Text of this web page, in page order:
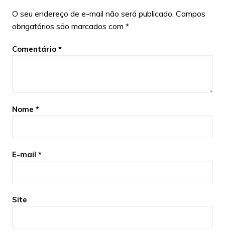
O seu endereço de e-mail não será publicado. Campos
obrigatórios são marcados com *
Comentário *
Nome *
E-mail *
Site